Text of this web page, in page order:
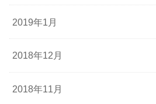
2019年1月
2018年12月
2018年11月